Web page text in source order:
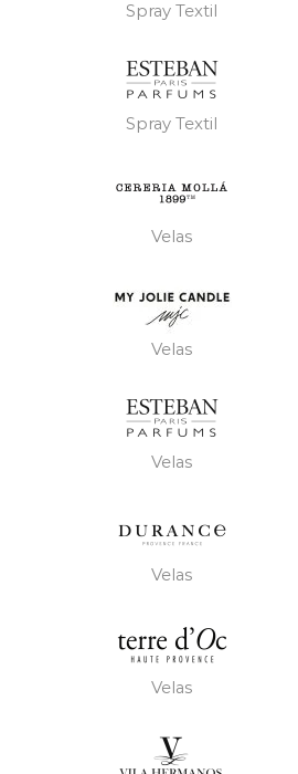
Spray Textil
Spray Textil
Velas
Velas
Velas
Velas
Velas